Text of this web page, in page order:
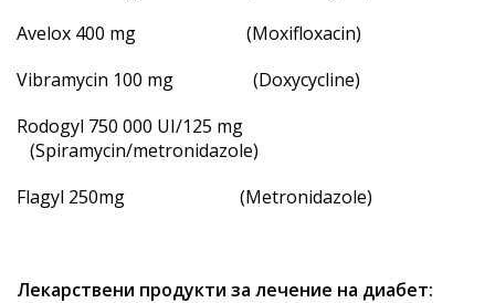
Avelox 400 mg (Moxifloxacin)
Vibramycin 100 mg (Doxycycline)
Rodogyl 750 000 UI/125 mg
(Spiramycin/metronidazole)
Flagyl 250mg (Metronidazole)
Лекарствени продукти за лечение на диабет: